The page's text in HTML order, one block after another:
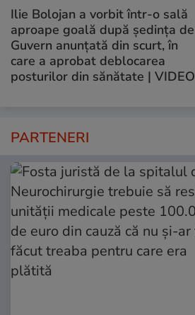
Ilie Bolojan a vorbit într-o sală
aproape goală după ședința de
Guvern anunțată din scurt, în
care a aprobat deblocarea
posturilor din sănătate | VIDEO
PARTENERI